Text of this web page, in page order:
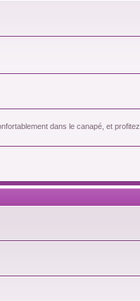
dans le canapé, et profitez.